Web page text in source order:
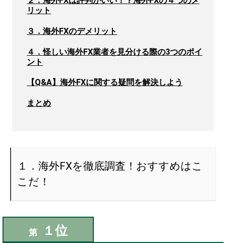
リット
３．海外FXのデメリット
４．怪しい海外FX業者を見分ける際の3つのポイ
ント
【Q&A】海外FXに関する疑問を解決しよう
まとめ
１．海外FXを徹底調査！おすすめはこ
こだ！
第 １位